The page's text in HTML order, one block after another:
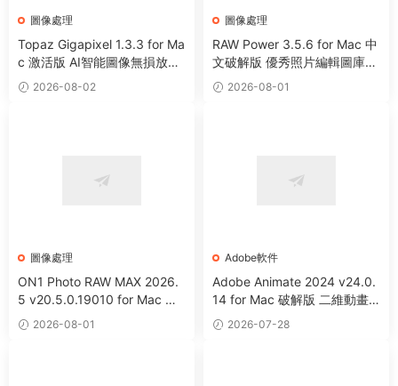
圖像處理
Topaz Gigapixel 1.3.3 for Ma
c 激活版 AI智能圖像無損放大
工具2026-08-02
圖像處理
RAW Power 3.5.6 for Mac 中
文破解版 優秀照片編輯圖庫管
理工具
2026-08-01
圖像處理
ON1 Photo RAW MAX 2026.
5 v20.5.0.19010 for Mac 中
文版 強大HDR照片創建處理軟
件
2026-08-01
Adobe軟件
Adobe Animate 2024 v24.0.
14 for Mac 破解版 二維動畫
制作軟件
2026-07-28